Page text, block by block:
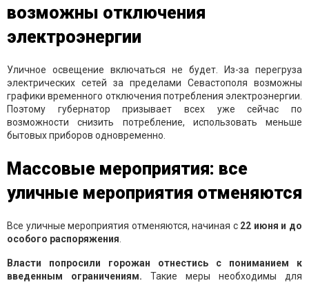
возможны отключения
электроэнергии
Уличное освещение включаться не будет. Из-за перегруза
электрических сетей за пределами Севастополя возможны
графики временного отключения потребления электроэнергии.
Поэтому губернатор призывает всех уже сейчас по
возможности снизить потребление, использовать меньше
бытовых приборов одновременно.
Массовые мероприятия: все
уличные мероприятия отменяются
Все уличные мероприятия отменяются, начиная с 22 июня и до
особого распоряжения
Власти попросили горожан отнестись с пониманием к
введенным ограничениям. Такие меры необходимы для